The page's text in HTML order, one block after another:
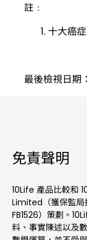
註﹕
十大癌
最後檢視日期
免責聲明
10Life 產品比較和
Limited（獲保監局
FB1526）策劃。
料、事實陳述以及